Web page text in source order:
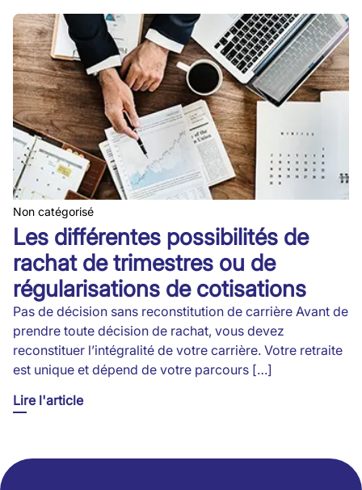
Non catégorisé
Les différentes possibilités de
rachat de trimestres ou de
régularisations de cotisations
Pas de décision sans reconstitution de carrière Avant de
prendre toute décision de rachat, vous devez
reconstituer l’intégralité de votre carrière. Votre retraite
est unique et dépend de votre parcours […]
Lire l'article